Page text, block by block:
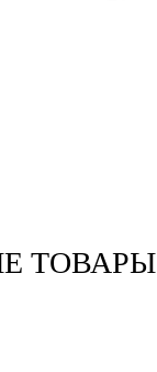
ТОВАРЫ